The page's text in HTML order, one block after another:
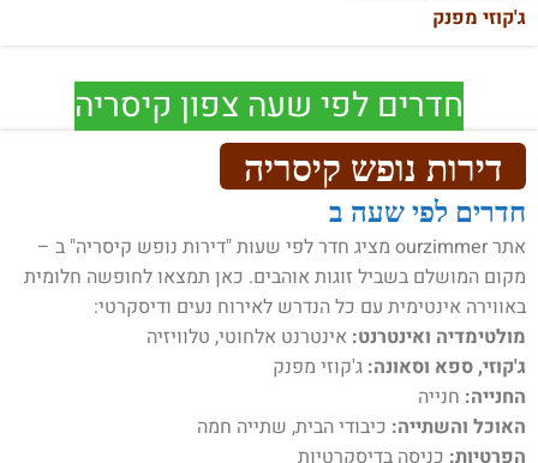
ג'קוזי מפנק
חדרים לפי שעה צפון קיסריה
דירות נופש קיסריה
חדרים לפי שעה ב
אתר ourzimmer מציג חדר לפי שעות "דירות נופש קיסריה" ב –
מקום המושלם בשביל זוגות אוהבים. כאן תמצאו לחופשה חלומית
באווירה אינטימית עם כל הנדרש לאירוח נעים ודיסקרטי:
מולטימדיה ואינטרנט: אינטרנט אלחוטי, טלוויזיה
ג'קוזי, ספא וסאונה: ג'קוזי מפנק
החנייה: חנייה
האוכל והשתייה: כיבודי הבית, שתייה חמה
הפרטיות: כניסה בדיסקרטיות